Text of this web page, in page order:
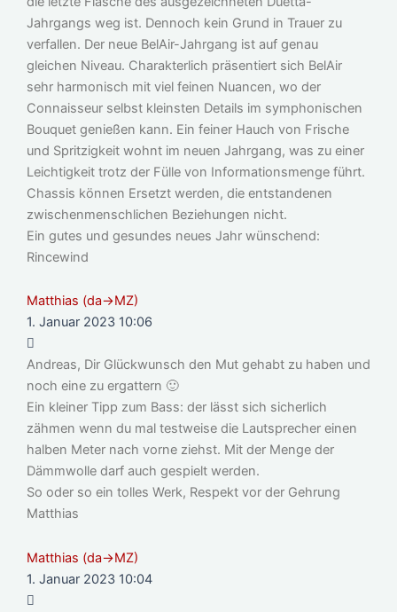
Jahrgangs weg ist. Dennoch kein Grund in Trauer zu
verfallen. Der neue BelAir-Jahrgang ist auf genau
gleichen Niveau. Charakterlich präsentiert sich BelAir
sehr harmonisch mit viel feinen Nuancen, wo der
Connaisseur selbst kleinsten Details im symphonischen
Bouquet genießen kann. Ein feiner Hauch von Frische
und Spritzigkeit wohnt im neuen Jahrgang, was zu einer
Leichtigkeit trotz der Fülle von Informationsmenge führt.
Chassis können Ersetzt werden, die entstandenen
zwischenmenschlichen Beziehungen nicht.
Ein gutes und gesundes neues Jahr wünschend:
Rincewind
Matthias (da->MZ)
1. Januar 2023 10:06
Andreas, Dir Glückwunsch den Mut gehabt zu haben und
noch eine zu ergattern 🙂
Ein kleiner Tipp zum Bass: der lässt sich sicherlich
zähmen wenn du mal testweise die Lautsprecher einen
halben Meter nach vorne ziehst. Mit der Menge der
Dämmwolle darf auch gespielt werden.
So oder so ein tolles Werk, Respekt vor der Gehrung
Matthias
Matthias (da->MZ)
1. Januar 2023 10:04